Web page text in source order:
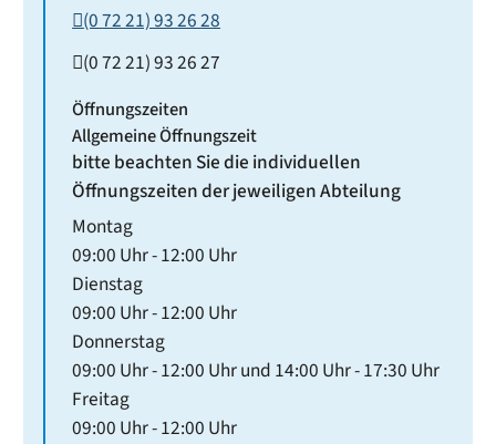
(07221) 932628
(07221) 932627
Öffnungszeiten
Allgemeine Öffnungszeit
bitte beachten Sie die individuellen
Öffnungszeiten der jeweiligen Abteilung
Montag
09:00 Uhr-12:00 Uhr
Dienstag
09:00 Uhr-12:00 Uhr
Donnerstag
09:00 Uhr-12:00 Uhrund 14:00 Uhr-17:30 Uhr
Freitag
09:00 Uhr-12:00 Uhr